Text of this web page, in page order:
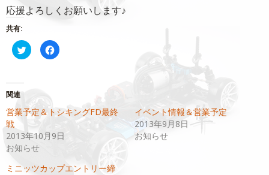
応援よろしくお願いします♪
共有:
ク
リ
共
有
(新
い
ウ
ィ
ン
ウ
Facebook
で
リ
ッ
ク
し
て
い
関連
営業予定＆トシキングFD最終
戦
2013年10月9日
お知らせ
イベント情報＆営業予定
2013年9月8日
お知らせ
ミニッツカップエントリー締